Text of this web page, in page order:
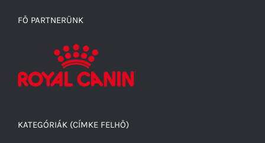
FŐ PARTNERÜNK
KATEGÓRIÁK (CÍMKE FELHŐ)